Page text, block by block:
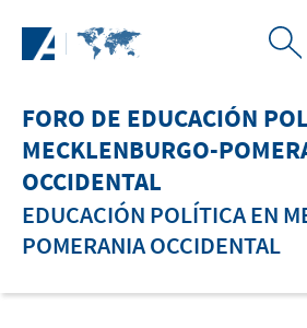
FORO DE EDUCACIÓN
MECKLENBURGO-
OCCIDENTAL
EDUCACIÓN POLÍTICA EN
POMERANIA OCCIDENTAL